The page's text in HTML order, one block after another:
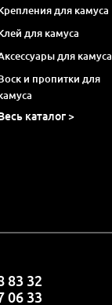
для камуса
для камуса
для камуса
и пропитки для
каталог >
83 32
06 33